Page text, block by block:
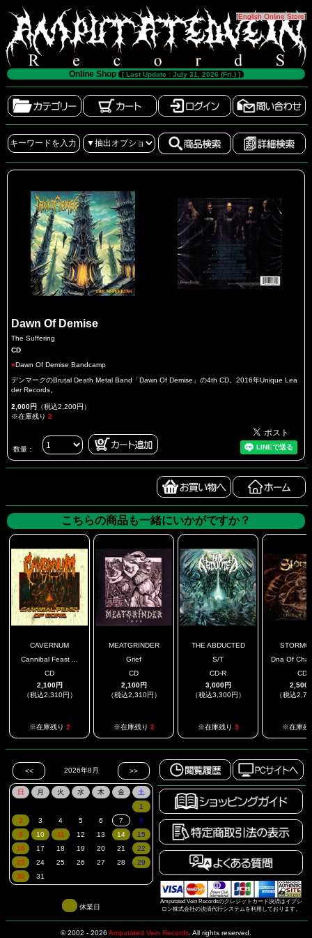
[English Online Store]
Online Shop [ Last Update : July 31, 2026 (Fri.) ]
Dawn Of Demise
The Suffering
CD
●Dawn Of Demise Bandcamp
デンマークのBrutal Death Metal Band「Dawn Of Demise」の4th CD。2016年Unique Lea
der Records。
2,000円 （税込2,200円）
※在庫残り 2
数量：
こちらの商品も一緒にいかがですか？
CAVERNUM
Cannibal Feast ...
CD
2,100円
（税込2,310円）
※在庫残り 2
MEATGRINDER
Grief
CD
2,100円
（税込2,310円）
※在庫残り 2
THE ABDUCTED
S/T
CD-R
3,000円
（税込3,300円）
※在庫残り 3
Dna Of
CD
2,500
（税込
※在庫残
Amputated Vein Recordsのクレジットカード決済はイプシ
ロン株式会社の決済代行システムを利用しております。
休業日
© 2002 - 2026 Amputated Vein Records All rights reserved.